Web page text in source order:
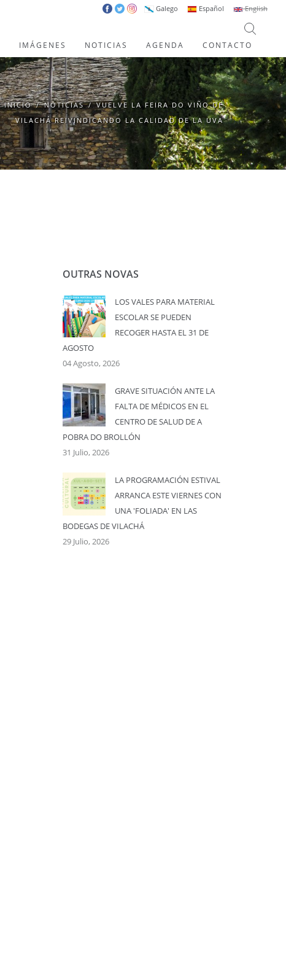
Galego Español English
IMÁGENES NOTICIAS AGENDA CONTACTO
INICIO / NOTICIAS / VUELVE LA FEIRA DO VIÑO DE
VILACHÁ REIVINDICANDO LA CALIDAD DE LA UVA
OUTRAS NOVAS
LOS VALES PARA MATERIAL
ESCOLAR SE PUEDEN
RECOGER HASTA EL 31 DE
AGOSTO
04 Agosto, 2026
GRAVE SITUACIÓN ANTE LA
FALTA DE MÉDICOS EN EL
CENTRO DE SALUD DE A
POBRA DO BROLLÓN
31 Julio, 2026
LA PROGRAMACIÓN ESTIVAL
ARRANCA ESTE VIERNES CON
UNA 'FOLIADA' EN LAS
BODEGAS DE VILACHÁ
29 Julio, 2026